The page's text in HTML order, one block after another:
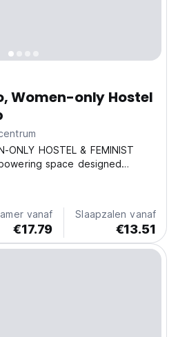
Women-only Hostel
ONLY HOSTEL & FEMINIST
space designed
goddesses — welcome to the
providers, strong Wi-Fi
vanaf
€17.79
Slaapzalen vanaf
€13.51